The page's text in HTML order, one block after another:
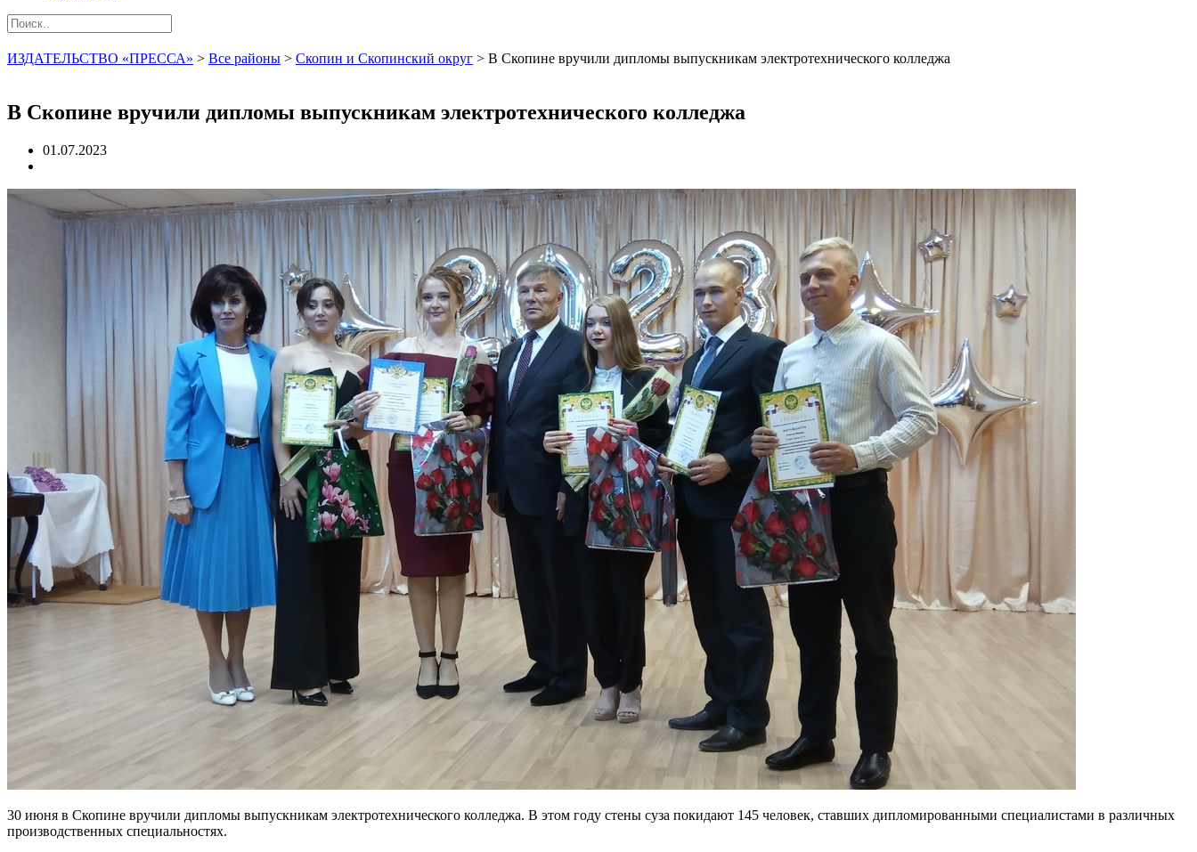
ИЗДАТЕЛЬСТВО «ПРЕССА» > Все районы > Скопин и Скопинский округ > В Скопине вручили дипломы выпускникам электротехнического колледжа
В Скопине вручили дипломы выпускникам электротехнического колледжа
01.07.2023
30 июня в Скопине вручили дипломы выпускникам электротехнического колледжа. В этом году стены суза покидают 145 человек, ставших дипломированными специалистами в различных
производственных специальностях.